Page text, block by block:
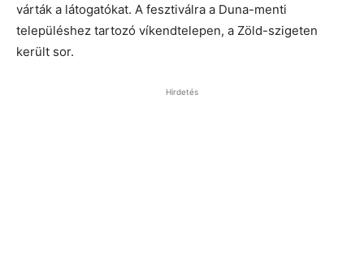
várták a látogatókat. A fesztiválra a Duna-menti
településhez tartozó víkendtelepen, a Zöld-szigeten
került sor.
Hirdetés